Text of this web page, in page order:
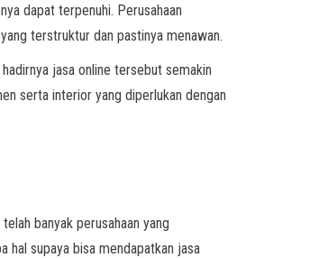
dapat terpenuhi. Perusahaan
terstruktur dan pastinya menawan.
jasa online tersebut semakin
serta interior yang diperlukan dengan
banyak perusahaan yang
hal supaya bisa mendapatkan jasa